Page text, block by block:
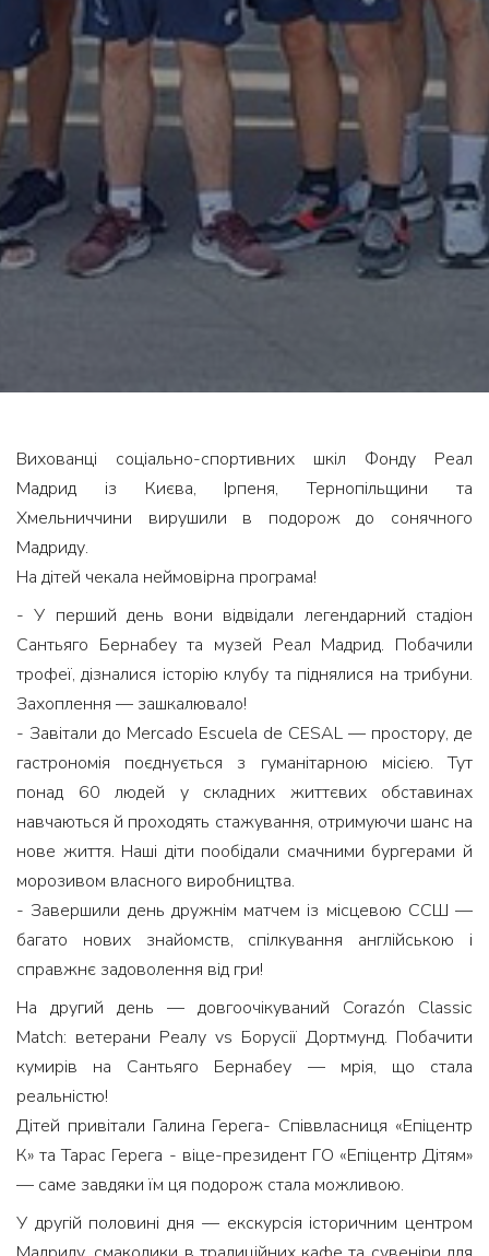
Вихованці соціально-спортивних шкіл Фонду Реал
Мадрид із Києва, Ірпеня, Тернопільщини та
Хмельниччини вирушили в подорож до сонячного
Мадриду.
На дітей чекала неймовірна програма!
- У перший день вони відвідали легендарний стадіон
Сантьяго Бернабеу та музей Реал Мадрид. Побачили
трофеї, дізналися історію клубу та піднялися на трибуни.
Захоплення — зашкалювало!
- Завітали до Mercado Escuela de CESAL — простору, де
гастрономія поєднується з гуманітарною місією. Тут
понад 60 людей у складних життєвих обставинах
навчаються й проходять стажування, отримуючи шанс на
нове життя. Наші діти пообідали смачними бургерами й
морозивом власного виробництва.
- Завершили день дружнім матчем із місцевою ССШ —
багато нових знайомств, спілкування англійською і
справжнє задоволення від гри!
На другий день — довгоочікуваний Corazón Classic
Match: ветерани Реалу vs Борусії Дортмунд. Побачити
кумирів на Сантьяго Бернабеу — мрія, що стала
реальністю!
Дітей привітали Галина Герега- Співвласниця «Епіцентр
К» та Тарас Герега - віце-президент ГО «Епіцентр Дітям»
— саме завдяки їм ця подорож стала можливою.
У другій половині дня — екскурсія історичним центром